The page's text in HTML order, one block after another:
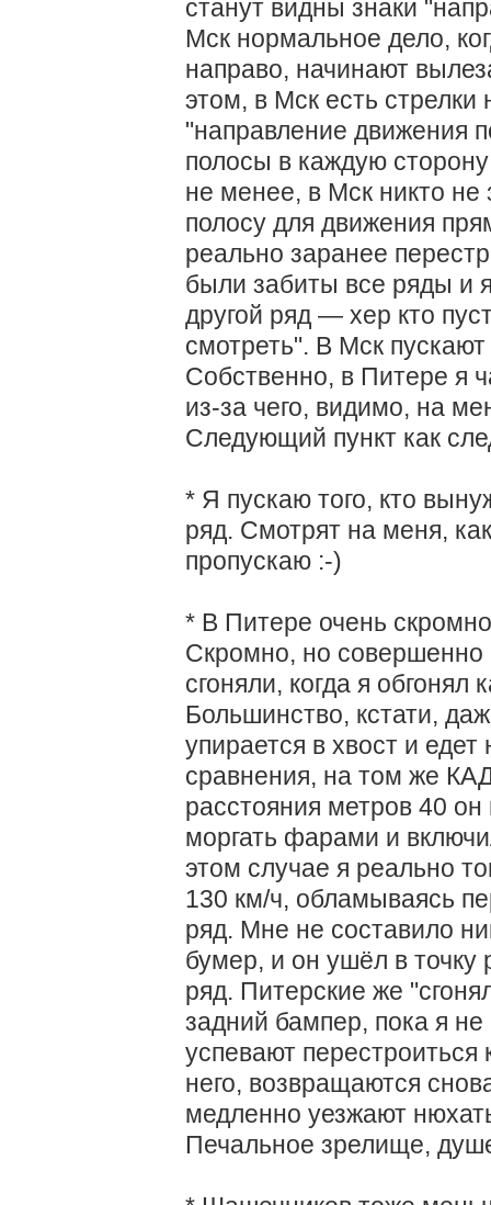
станут видны знаки
Мск нормальное дело,
направо, начинают
этом, в Мск есть
"направление движения
полосы в каждую
не менее, в Мск никто не
полосу для движения
реально заранее
были забиты все ряды и
другой ряд — хер кто
смотреть". В Мск
Собственно, в Питере я
из-за чего, видимо, на
Следующий пункт как
* Я пускаю того, кто
ряд. Смотрят на меня,
пропускаю :-)
* В Питере очень
Скромно, но совершенно
сгоняли, когда я обгонял
Большинство, кстати,
упирается в хвост и
сравнения, на том же
расстояния метров 40
моргать фарами и
этом случае я реально
130 км/ч, обламываясь
ряд. Мне не составило
бумер, и он ушёл в
ряд. Питерские же
задний бампер, пока я
успевают перестроиться
него, возвращаются
медленно уезжают
Печальное зрелище,